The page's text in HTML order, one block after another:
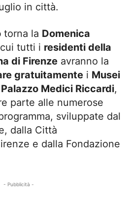
in città.
torna la Domenica
tutti i residenti della
di Firenze avranno la
gratuitamente i Musei
Palazzo Medici Riccardi,
parte alle numerose
sviluppate dal
dalla Città
e dalla Fondazione
- Pubblicità -